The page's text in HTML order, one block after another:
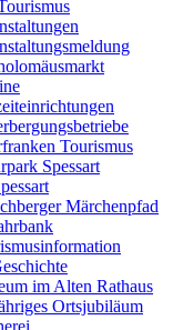
Tourismus
Spessart
Märchenpfad
im Alten Rathaus
Ortsjubiläum